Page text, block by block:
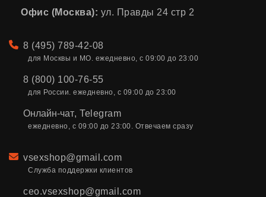
Офис (Москва): ул. Правды 24 стр 2
Телефон
8 (495) 789-42-08
для Москвы и МО. ежедневно, с 09:00 до 23:00
8 (800) 100-76-55
для России. ежедневно, с 09:00 до 23:00
Онлайн-чат, Telegram
ежедневно, с 09:00 до 23:00. Отвечаем сразу
Email
vsexshop@gmail.com
Служба поддержки клиентов
ceo.vsexshop@gmail.com